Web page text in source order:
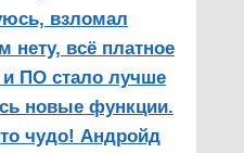
взломал
всё платное
ПО стало лучше
новые функции.
чудо! Андройд